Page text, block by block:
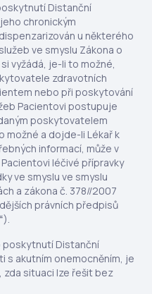
Distanční
chronickým
u některého
ve smyslu Zákona o
vyžádá, je-li to možné,
zdravotních
nebo při poskytování
Pacientovi postupuje
poskytovatelem
možné a dojde-li Lékař k
informací, může v
léčivé přípravky
ve smyslu ve smyslu
a zákona č. 378//2007
právních předpisů
).
poskytnutí Distanční
s akutním onemocněním, je
zda situaci lze řešit bez